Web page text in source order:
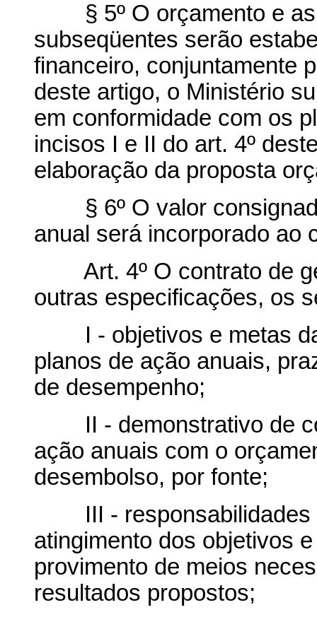
§ 5º O orçamento e as
subseqüentes serão
financeiro, conjuntamente
deste artigo, o Ministério
em conformidade com os
incisos I e II do art. 4º
elaboração da proposta
§ 6º O valor
anual será incorporado ao
Art. 4º O contrato de
outras especificações, os
I - objetivos e metas da
planos de ação anuais,
de desempenho;
II - demonstrativo de
ação anuais com o
desembolso, por fonte;
III - responsabilidades
atingimento dos objetivos
provimento de meios
resultados propostos;